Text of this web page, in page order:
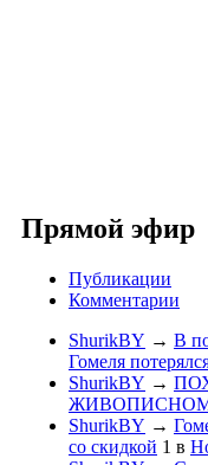
Прямой эфир
Публикации
Комментарии
ShurikBY → В
Гомеля
ShurikBY →
ShurikBY →
со скидкой 1 в